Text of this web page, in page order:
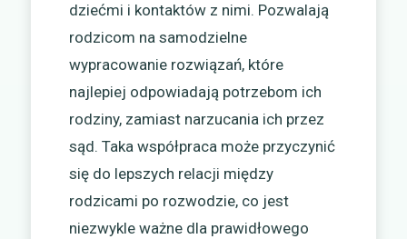
dziećmi i kontaktów z nimi. Pozwalają
rodzicom na samodzielne
wypracowanie rozwiązań, które
najlepiej odpowiadają potrzebom ich
rodziny, zamiast narzucania ich przez
sąd. Taka współpraca może przyczynić
się do lepszych relacji między
rodzicami po rozwodzie, co jest
niezwykle ważne dla prawidłowego